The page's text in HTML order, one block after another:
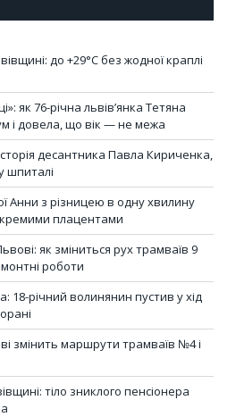
до +29°C без жодної краплі
як 76-річна львів’янка Тетяна
і довела, що вік — не межа
десантника Павла Кириченка,
шпиталі
Анни з різницею в одну хвилину
плацентами
як зміниться рух трамваїв 9
роботи
18-річний волинянин пустив у хід
змінить маршрути трамваїв №4 і
тіло зниклого пенсіонера